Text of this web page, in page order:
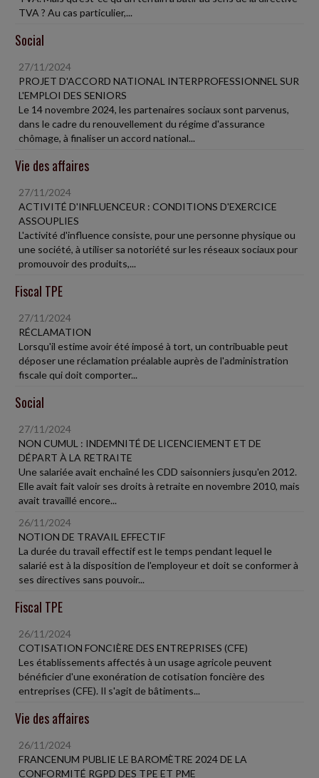
TVA ? Au cas particulier,...
Social
27/11/2024
PROJET D'ACCORD NATIONAL INTERPROFESSIONNEL SUR
L'EMPLOI DES SENIORS
Le 14 novembre 2024, les partenaires sociaux sont parvenus,
dans le cadre du renouvellement du régime d'assurance
chômage, à finaliser un accord national...
Vie des affaires
27/11/2024
ACTIVITÉ D'INFLUENCEUR : CONDITIONS D'EXERCICE
ASSOUPLIES
L'activité d'influence consiste, pour une personne physique ou
une société, à utiliser sa notoriété sur les réseaux sociaux pour
promouvoir des produits,...
Fiscal TPE
27/11/2024
RÉCLAMATION
Lorsqu'il estime avoir été imposé à tort, un contribuable peut
déposer une réclamation préalable auprès de l'administration
fiscale qui doit comporter...
Social
27/11/2024
NON CUMUL : INDEMNITÉ DE LICENCIEMENT ET DE
DÉPART À LA RETRAITE
Une salariée avait enchaîné les CDD saisonniers jusqu'en 2012.
Elle avait fait valoir ses droits à retraite en novembre 2010, mais
avait travaillé encore...
26/11/2024
NOTION DE TRAVAIL EFFECTIF
La durée du travail effectif est le temps pendant lequel le
salarié est à la disposition de l'employeur et doit se conformer à
ses directives sans pouvoir...
Fiscal TPE
26/11/2024
COTISATION FONCIÈRE DES ENTREPRISES (CFE)
Les établissements affectés à un usage agricole peuvent
bénéficier d'une exonération de cotisation foncière des
entreprises (CFE). Il s'agit de bâtiments...
Vie des affaires
26/11/2024
FRANCENUM PUBLIE LE BAROMÈTRE 2024 DE LA
CONFORMITÉ RGPD DES TPE ET PME